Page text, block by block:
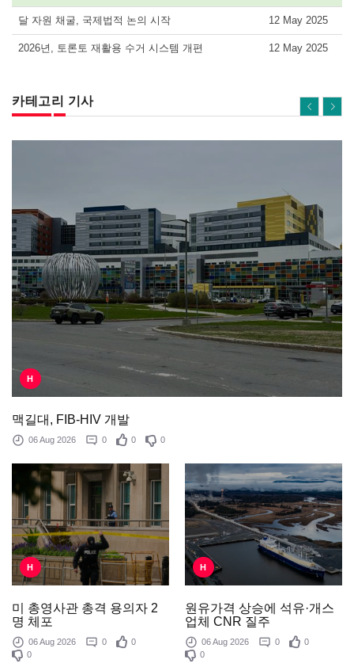
달 자원 채굴, 국제법적 논의 시작 12 May 2025
2026년, 토론토 재활용 수거 시스템 개편 12 May 2025
카테고리 기사
H
맥길대, FIB-HIV 개발
06 Aug 2026 0 0 0
H
미 총영사관 총격 용의자 2
명 체포
06 Aug 2026 0
0
0
H
원유가격 상승에 석유·개스
업체 CNR 질주
06 Aug 2026 0
0
0